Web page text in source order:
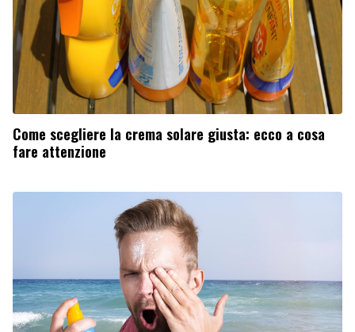
Come scegliere la crema solare giusta: ecco a cosa
fare attenzione